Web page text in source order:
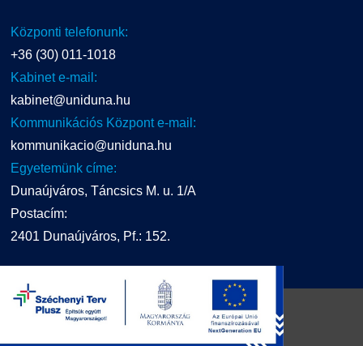
Központi telefonunk:
+36 (30) 011-1018
Kabinet e-mail:
kabinet@uniduna.hu
Kommunikációs Központ e-mail:
kommunikacio@uniduna.hu
Egyetemünk címe:
Dunaújváros, Táncsics M. u. 1/A
Postacím:
2401 Dunaújváros, Pf.: 152.
UNIDUNA 2016